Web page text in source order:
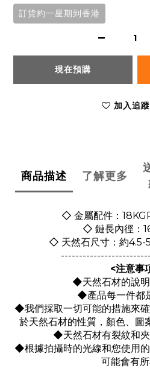
訂貨約一星期到香港
現在預購
加入追
商品描述 了解更多
◇ 金屬配件：
◇ 鏈長內徑：
◇ 天然石尺寸：約
<注意事
◆天然石材的說
◆產品每一件都
◆我們採取一切可能的措施來
於天然石材的性質，顏色、圖
◆天然石材有裂紋和
◆根據拍攝時的光線和您使用
可能會有